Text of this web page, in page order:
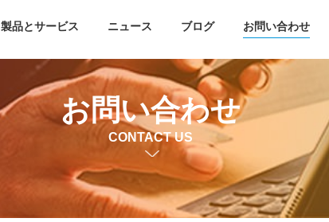
製品とサービス ニュース ブログ お問い合わせ
お問い合わせ
CONTACT US